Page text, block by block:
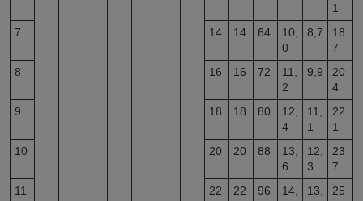
1
7
14 14 64
10,
0
8,7
18
7
8
16 16 72
11,
2
9,9
20
4
9
18 18 80
12,
4
11,
1
22
1
10
20 20 88
13,
6
12,
3
23
7
11
22 22 96
14,
13,
25